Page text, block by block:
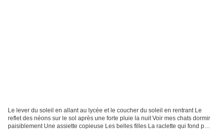
Le lever du soleil en allant au lycée et le coucher du soleil en rentrant Le
reflet des néons sur le sol après une forte pluie la nuit Voir mes chats dormir
paisiblement Une assiette copieuse Les belles filles La raclette qui fond petit